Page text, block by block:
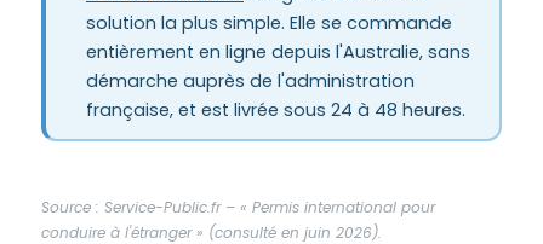
solution la plus simple. Elle se commande
entièrement en ligne depuis l'Australie, sans
démarche auprès de l'administration
française, et est livrée sous 24 à 48 heures.
Source : Service-Public.fr – « Permis international pour
conduire à l'étranger » (consulté en juin 2026).